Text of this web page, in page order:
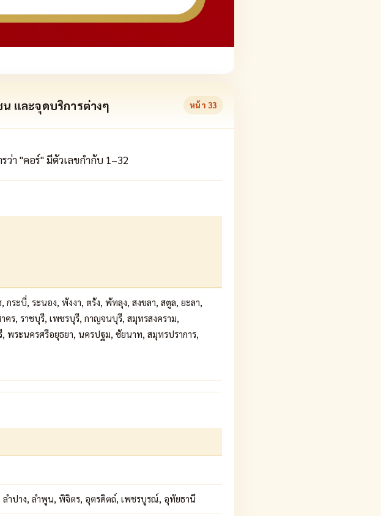
และจุดบริการต่างๆ หน้า 33
ว่า "คอร์" มีตัวเลขกำกับ 1–32
กระบี่, ระนอง, พังงา, ตรัง, พัทลุง, สงขลา, สตูล, ยะลา,
ร, ราชบุรี, เพชรบุรี, กาญจนบุรี, สมุทรสงคราม,
พระนครศรีอยุธยา, นครปฐม, ชัยนาท, สมุทรปราการ,
ลำปาง, ลำพูน, พิจิตร, อุตรดิตถ์, เพชรบูรณ์, อุทัยธานี